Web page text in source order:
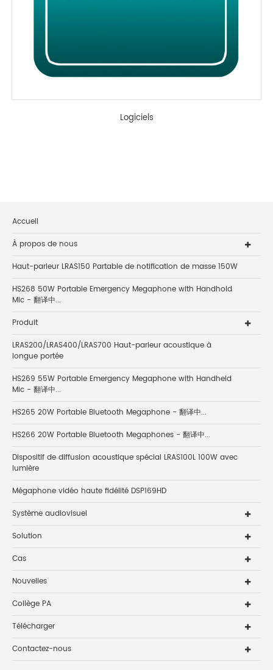
Logiciels
Accueil
À propos de nous
Haut-parleur LRAS150 Partable de notification de masse 150W
HS268 50W Portable Emergency Megaphone with Handhold
Mic - 翻译中...
Produit
LRAS200/LRAS400/LRAS700 Haut-parleur acoustique à
longue portée
HS269 55W Portable Emergency Megaphone with Handheld
Mic - 翻译中...
HS265 20W Portable Bluetooth Megaphone - 翻译中...
HS266 20W Portable Bluetooth Megaphones - 翻译中...
Dispositif de diffusion acoustique spécial LRAS100L 100W avec
lumière
Mégaphone vidéo haute fidélité DSP169HD
Système audiovisuel
Solution
Cas
Nouvelles
Collège PA
Télécharger
Contactez-nous